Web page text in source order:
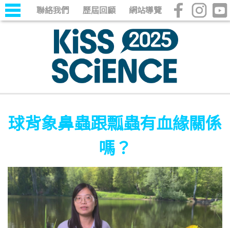
聯絡我們 歷屆回顧 網站導覽
球背象鼻蟲跟瓢蟲有血緣關係
嗎？